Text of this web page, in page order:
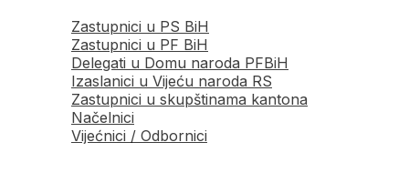
Zastupnici u PS BiH
Zastupnici u PF BiH
Delegati u Domu naroda PFBiH
Izaslanici u Vijeću naroda RS
Zastupnici u skupštinama kantona
Načelnici
Vijećnici / Odbornici